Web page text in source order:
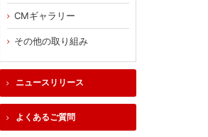
CMギャラリー
その他の取り組み
ニュースリリース
よくあるご質問